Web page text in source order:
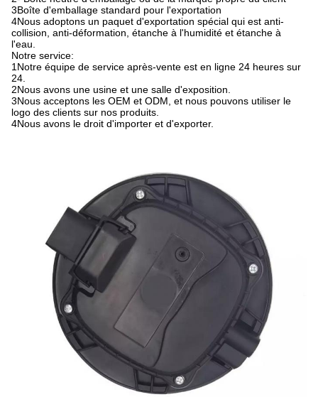
3Boîte d'emballage standard pour l'exportation
4Nous adoptons un paquet d'exportation spécial qui est anti-
collision, anti-déformation, étanche à l'humidité et étanche à
l'eau.
Notre service:
1Notre équipe de service après-vente est en ligne 24 heures sur
24.
2Nous avons une usine et une salle d'exposition.
3Nous acceptons les OEM et ODM, et nous pouvons utiliser le
logo des clients sur nos produits.
4Nous avons le droit d'importer et d'exporter.